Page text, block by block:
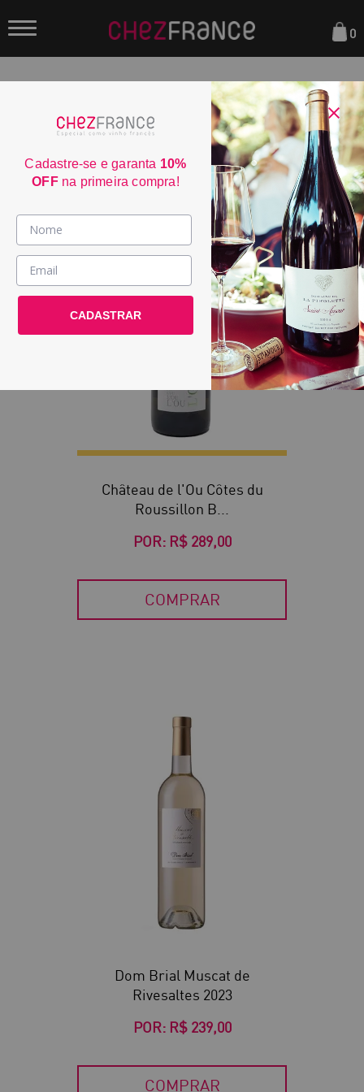
Vinhos >
País / Região >
Le Club >
0
ORDENAR POR:
Château de l'Ou Côtes du
Roussillon B...
POR: R$ 289,00
COMPRAR
Dom Brial Muscat de
Rivesaltes 2023
POR: R$ 239,00
COMPRAR
Cadastre-se e garanta 10%
OFFna primeira compra!
CADASTRAR